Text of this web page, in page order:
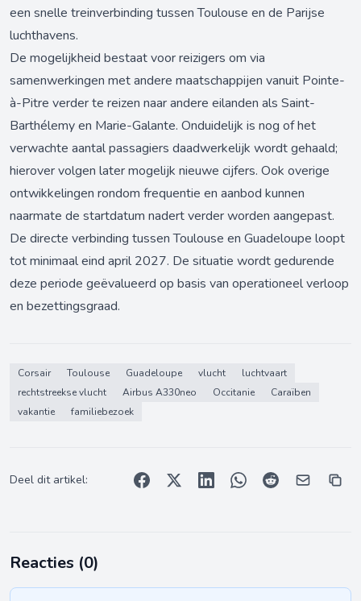
een snelle treinverbinding tussen Toulouse en de Parijse
luchthavens.
De mogelijkheid bestaat voor reizigers om via
samenwerkingen met andere maatschappijen vanuit Pointe-
à-Pitre verder te reizen naar andere eilanden als Saint-
Barthélemy en Marie-Galante. Onduidelijk is nog of het
verwachte aantal passagiers daadwerkelijk wordt gehaald;
hierover volgen later mogelijk nieuwe cijfers. Ook overige
ontwikkelingen rondom frequentie en aanbod kunnen
naarmate de startdatum nadert verder worden aangepast.
De directe verbinding tussen Toulouse en Guadeloupe loopt
tot minimaal eind april 2027. De situatie wordt gedurende
deze periode geëvalueerd op basis van operationeel verloop
en bezettingsgraad.
Corsair Toulouse Guadeloupe vlucht
luchtvaart
rechtstreekse vlucht
Airbus A330neo Occitanie
Caraïben
vakantie
familiebezoek
Deel dit artikel:
Reacties (0)